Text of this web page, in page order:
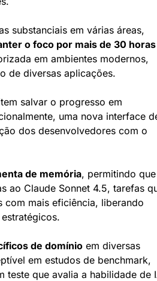
substanciais em várias áreas,
o foco por mais de 30 horas
em ambientes modernos,
de diversas aplicações.
salvar o progresso em
uma nova interface
dos desenvolvedores com o
de memória, permitindo que
ao Claude Sonnet 4.5, tarefas
com mais eficiência, liberando
de domínio em diversas
em estudos de benchmark,
teste que avalia a habilidade de